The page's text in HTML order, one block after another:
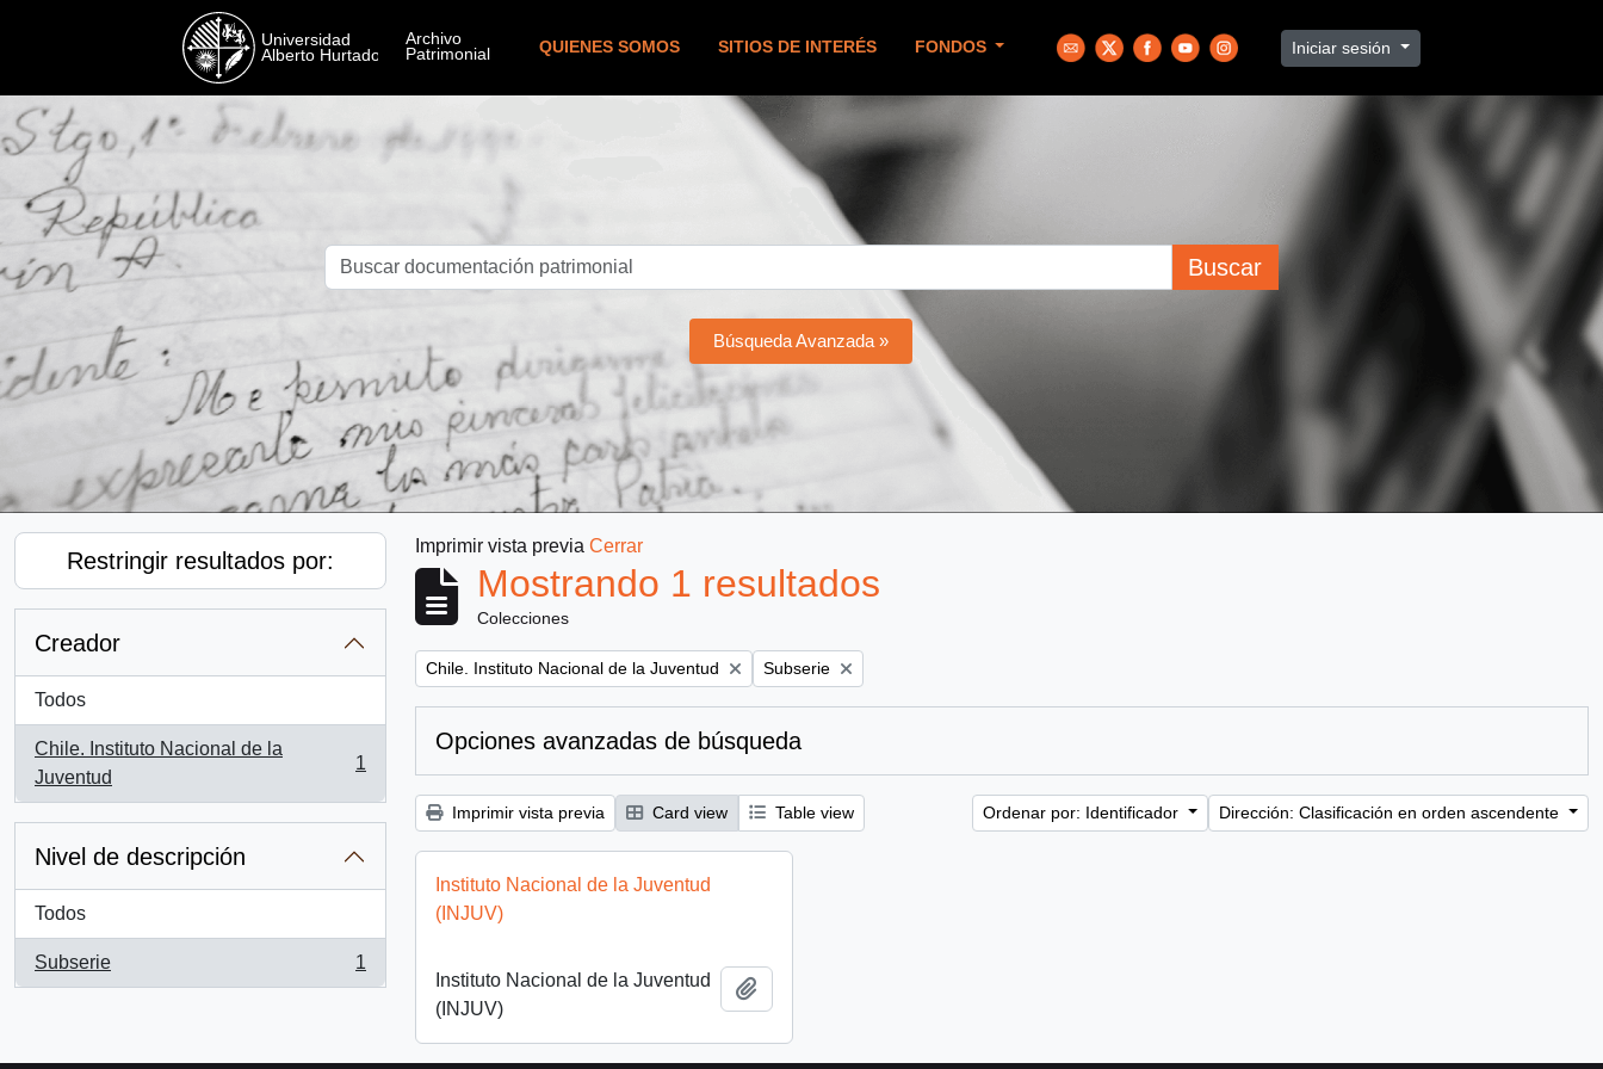
QUIENES SOMOS SITIOS DE INTERÉS FONDOS Iniciar sesión
Buscar
Búsqueda Avanzada »
Restringir resultados por:
Creador
Todos
Chile. Instituto Nacional de la
Juventud
, 1 resultados
1
Nivel de descripción
Todos
Subserie
, 1 resultados
1
Imprimir vista previa Cerrar
Mostrando 1 resultados
Colecciones
Remove filter:
Chile. Instituto Nacional de la Juventud Remove filter:
Subserie
Opciones avanzadas de búsqueda
Imprimir vista previa Card view Table view Ordenar por: Identificador Dirección: Clasificación en orden ascendente
Instituto Nacional de la Juventud
(INJUV)
Instituto Nacional de la Juventud
(INJUV)